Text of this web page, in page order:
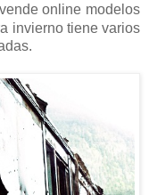
online modelos
invierno tiene varios